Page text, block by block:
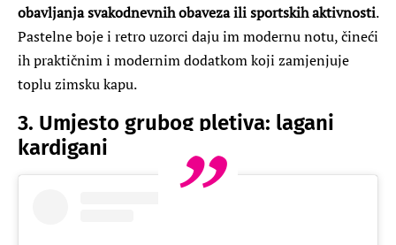
obavljanja svakodnevnih obaveza ili sportskih aktivnosti.
Pastelne boje i retro uzorci daju im modernu notu, čineći
ih praktičnim i modernim dodatkom koji zamjenjuje
toplu zimsku kapu.
3. Umjesto grubog pletiva: lagani
kardigani